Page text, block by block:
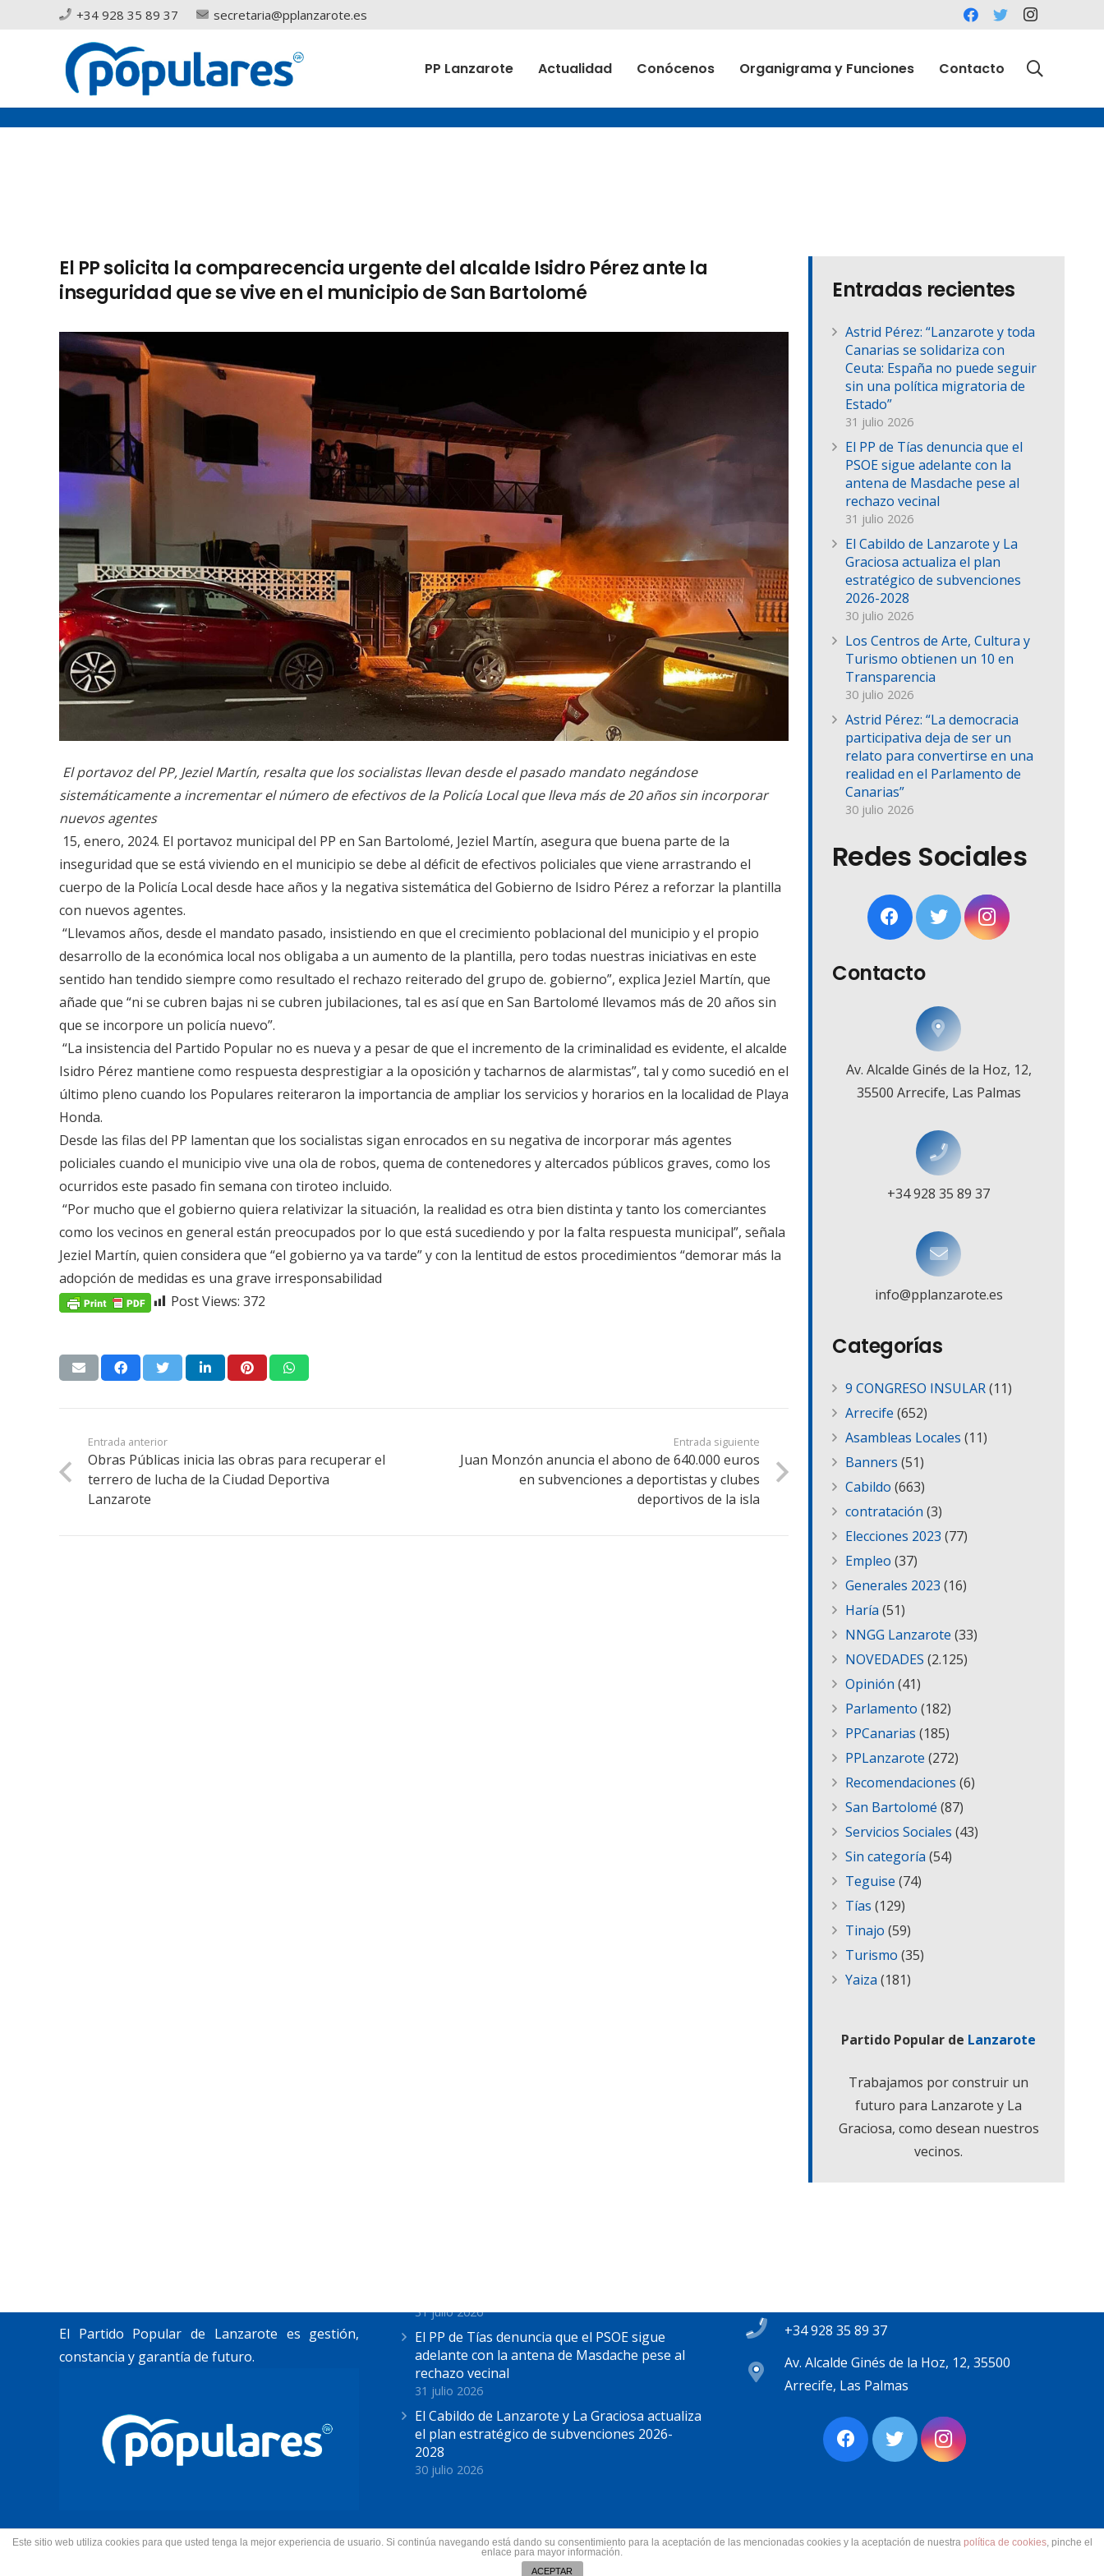
+34 928 35 89 37 secretaria@pplanzarote.es
PP Lanzarote Actualidad Conócenos Organigrama y Funciones Contacto
El PP solicita la comparecencia urgente del alcalde Isidro Pérez ante la
inseguridad que se vive en el municipio de San Bartolomé
El portavoz del PP, Jeziel Martín, resalta que los socialistas llevan desde el pasado mandato negándose
sistemáticamente a incrementar el número de efectivos de la Policía Local que lleva más de 20 años sin incorporar
nuevos agentes
15, enero, 2024. El portavoz municipal del PP en San Bartolomé, Jeziel Martín, asegura que buena parte de la
inseguridad que se está viviendo en el municipio se debe al déficit de efectivos policiales que viene arrastrando el
cuerpo de la Policía Local desde hace años y la negativa sistemática del Gobierno de Isidro Pérez a reforzar la plantilla
con nuevos agentes.
“Llevamos años, desde el mandato pasado, insistiendo en que el crecimiento poblacional del municipio y el propio
desarrollo de la económica local nos obligaba a un aumento de la plantilla, pero todas nuestras iniciativas en este
sentido han tendido siempre como resultado el rechazo reiterado del grupo de. gobierno”, explica Jeziel Martín, que
añade que “ni se cubren bajas ni se cubren jubilaciones, tal es así que en San Bartolomé llevamos más de 20 años sin
que se incorpore un policía nuevo”.
“La insistencia del Partido Popular no es nueva y a pesar de que el incremento de la criminalidad es evidente, el alcalde
Isidro Pérez mantiene como respuesta desprestigiar a la oposición y tacharnos de alarmistas”, tal y como sucedió en el
último pleno cuando los Populares reiteraron la importancia de ampliar los servicios y horarios en la localidad de Playa
Honda.
Desde las filas del PP lamentan que los socialistas sigan enrocados en su negativa de incorporar más agentes
policiales cuando el municipio vive una ola de robos, quema de contenedores y altercados públicos graves, como los
ocurridos este pasado fin semana con tiroteo incluido.
“Por mucho que el gobierno quiera relativizar la situación, la realidad es otra bien distinta y tanto los comerciantes
como los vecinos en general están preocupados por lo que está sucediendo y por la falta respuesta municipal”, señala
Jeziel Martín, quien considera que “el gobierno ya va tarde” y con la lentitud de estos procedimientos “demorar más la
adopción de medidas es una grave irresponsabilidad
Post Views: 372
Entrada anterior
Obras Públicas inicia las obras para recuperar el
terrero de lucha de la Ciudad Deportiva
Lanzarote
Entrada siguiente
Juan Monzón anuncia el abono de 640.000 euros
en subvenciones a deportistas y clubes
deportivos de la isla
Entradas recientes
Astrid Pérez: “Lanzarote y toda
Canarias se solidariza con
Ceuta: España no puede seguir
sin una política migratoria de
Estado”
31 julio 2026
El PP de Tías denuncia que el
PSOE sigue adelante con la
antena de Masdache pese al
rechazo vecinal
31 julio 2026
El Cabildo de Lanzarote y La
Graciosa actualiza el plan
estratégico de subvenciones
2026-2028
30 julio 2026
Los Centros de Arte, Cultura y
Turismo obtienen un 10 en
Transparencia
30 julio 2026
Astrid Pérez: “La democracia
participativa deja de ser un
relato para convertirse en una
realidad en el Parlamento de
Canarias”
30 julio 2026
Redes Sociales
Contacto
Av. Alcalde Ginés de la Hoz, 12,
35500 Arrecife, Las Palmas
+34 928 35 89 37
info@pplanzarote.es
Categorías
9 CONGRESO INSULAR(11)
Arrecife (652)
Asambleas Locales (11)
Banners (51)
Cabildo (663)
contratación (3)
Elecciones 2023 (77)
Empleo (37)
Generales 2023 (16)
Haría (51)
NNGG Lanzarote (33)
NOVEDADES (2.125)
Opinión (41)
Parlamento (182)
PPCanarias (185)
PPLanzarote (272)
Recomendaciones (6)
San Bartolomé (87)
Servicios Sociales (43)
Sin categoría (54)
Teguise (74)
Tías (129)
Tinajo (59)
Turismo (35)
Yaiza (181)
Partido Popular de Lanzarote
Trabajamos por construir un
futuro para Lanzarote y La
Graciosa, como desean nuestros
vecinos.
El Partido Popular de Lanzarote es gestión,
constancia y garantía de futuro.
31 julio 2026
El PP de Tías denuncia que el PSOE sigue
adelante con la antena de Masdache pese al
rechazo vecinal
31 julio 2026
El Cabildo de Lanzarote y La Graciosa actualiza
el plan estratégico de subvenciones 2026-
2028
30 julio 2026
+34 928 35 89 37
Av. Alcalde Ginés de la Hoz, 12, 35500
Arrecife, Las Palmas
© 2022 Partido Popular de Lanzarote.
Todos los derechos reservados.
Este sitio web utiliza cookies para que usted tenga la mejor experiencia de usuario. Si continúa navegando está dando su consentimiento para la aceptación de las mencionadas cookies y la aceptación de nuestra política de cookies, pinche el
enlace para mayor información.
ACEPTAR